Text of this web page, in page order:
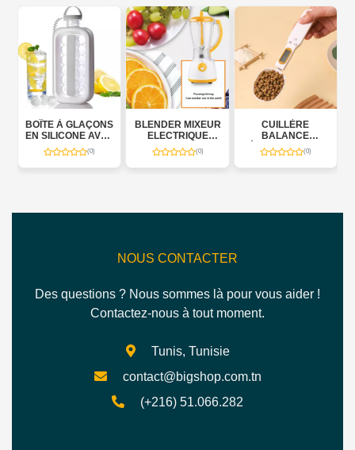
800
BLENDER MIXEUR
ELECTRIQUE
1000W
CUILLÈRE
BALANCE
ÉLECTRONIQUE
CASSEROLE
ÉLECTRIQUE 1,5 L
600 W
NOUS CONTACTER
Des questions ? Nous sommes là pour vous aider !
Contactez-nous à tout moment.
Tunis, Tunisie
contact@bigshop.com.tn
(+216) 51.066.282